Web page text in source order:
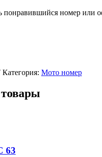
понравившийся номер или
Категория: Мото номер
63